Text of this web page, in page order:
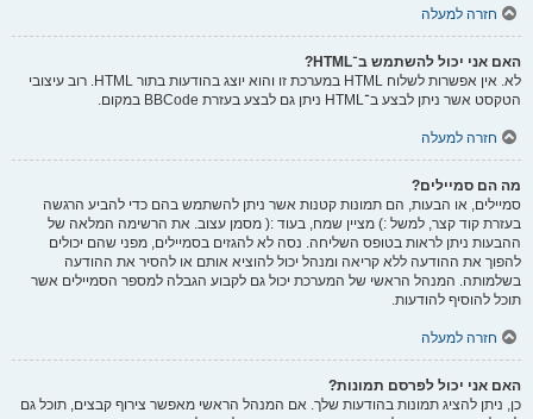
חזרה למעלה
האם אני יכול להשתמש ב־HTML?
לא. אין אפשרות לשלוח HTML במערכת זו והוא יוצג בהודעות בתור HTML. רוב עיצובי
הטקסט אשר ניתן לבצע ב־HTML ניתן גם לבצע בעזרת BBCode במקום.
חזרה למעלה
מה הם סמיילים?
סמיילים, או הבעות, הם תמונות קטנות אשר ניתן להשתמש בהם כדי להביע הרגשה
בעזרת קוד קצר, למשל :) מציין שמח, בעוד :( מסמן עצוב. את הרשימה המלאה של
ההבעות ניתן לראות בטופס השליחה. נסה לא להגזים בסמיילים, מפני שהם יכולים
להפוך את ההודעה ללא קריאה ומנהל יכול להוציא אותם או להסיר את ההודעה
בשלמותה. המנהל הראשי של המערכת יכול גם לקבוע הגבלה למספר הסמיילים אשר
תוכל להוסיף להודעות.
חזרה למעלה
האם אני יכול לפרסם תמונות?
כן, ניתן להציג תמונות בהודעות שלך. אם המנהל הראשי מאפשר צירוף קבצים, תוכל גם